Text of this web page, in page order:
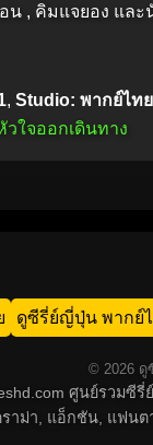
น , คิมแจยอง แ
, Studio: พากย์ไทย
ใจออกเดินทาง
ดูซีรี่ย์ญี่ปุ่น พากย์
© 2026 ดู
ศูนย์รวม
ม่า, แอ็กชัน, แฟนต